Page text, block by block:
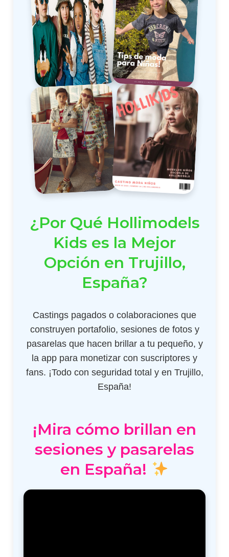
¿Por Qué Hollimodels
Kids es la Mejor
Opción en Trujillo,
España?
Castings pagados o colaboraciones que
construyen portafolio, sesiones de fotos y
pasarelas que hacen brillar a tu pequeño, y
la app para monetizar con suscriptores y
fans. ¡Todo con seguridad total y en Trujillo,
España!
¡Mira cómo brillan en
sesiones y pasarelas
en España!